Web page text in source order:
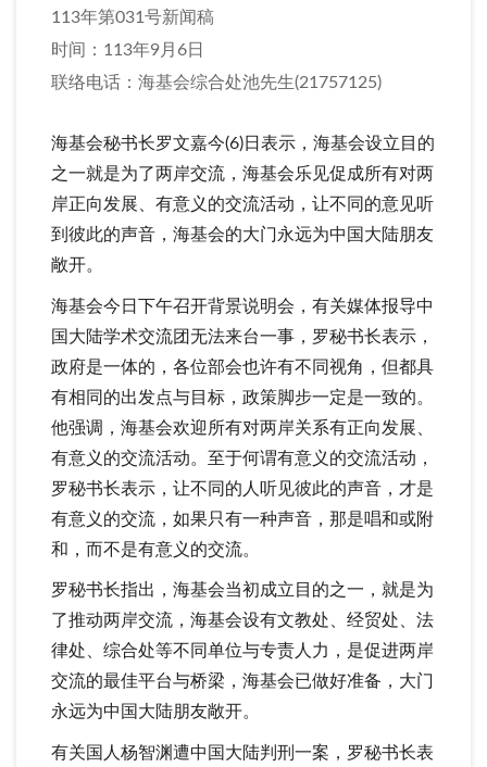
113年第031号新闻稿
时间：113年9月6日
联络电话：海基会综合处池先生(21757125)
海基会秘书长罗文嘉今(6)日表示，海基会设立目的
之一就是为了两岸交流，海基会乐见促成所有对两
岸正向发展、有意义的交流活动，让不同的意见听
到彼此的声音，海基会的大门永远为中国大陆朋友
敞开。
海基会今日下午召开背景说明会，有关媒体报导中
国大陆学术交流团无法来台一事，罗秘书长表示，
政府是一体的，各位部会也许有不同视角，但都具
有相同的出发点与目标，政策脚步一定是一致的。
他强调，海基会欢迎所有对两岸关系有正向发展、
有意义的交流活动。至于何谓有意义的交流活动，
罗秘书长表示，让不同的人听见彼此的声音，才是
有意义的交流，如果只有一种声音，那是唱和或附
和，而不是有意义的交流。
罗秘书长指出，海基会当初成立目的之一，就是为
了推动两岸交流，海基会设有文教处、经贸处、法
律处、综合处等不同单位与专责人力，是促进两岸
交流的最佳平台与桥梁，海基会已做好准备，大门
永远为中国大陆朋友敞开。
有关国人杨智渊遭中国大陆判刑一案，罗秘书长表